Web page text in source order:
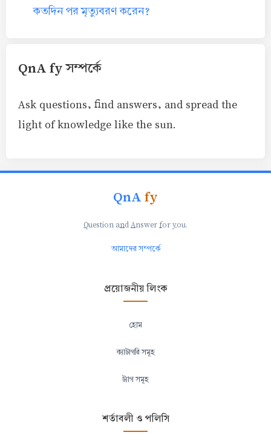
কতদিন পর মৃত্যুবরণ করেন?
QnA fy সম্পর্কে
Ask questions, find answers, and spread the
light of knowledge like the sun.
QnAfy
Question andAnswer foryou.
আমাদের সম্পর্কে
প্রয়োজনীয় লিংক
হোম
ক্যাটাগরি সমূহ
ট্যাগ সমূহ
শর্তাবলী ও পলিসি